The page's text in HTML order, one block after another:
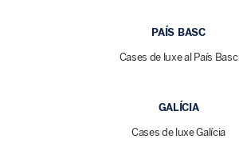
PAÍS BASC
Cases de luxe al País Basc
GALÍCIA
Cases de luxe Galícia